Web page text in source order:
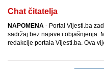
Chat čitatelja
NAPOMENA - Portal Vijesti.ba
sadržaj bez najave i objašnjenja.
redakcije portala Vijesti.ba. Ova